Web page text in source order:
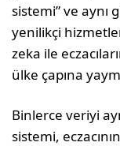
sistemi” ve aynı
yenilikçi
zeka ile
ülke çapına
Binlerce veriyi
sistemi,